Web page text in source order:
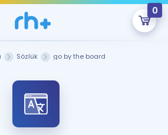
0
Şu An Boş.
hazırlayacak onlarca eğitim seni
bekliyor!
Sözlük go by the board